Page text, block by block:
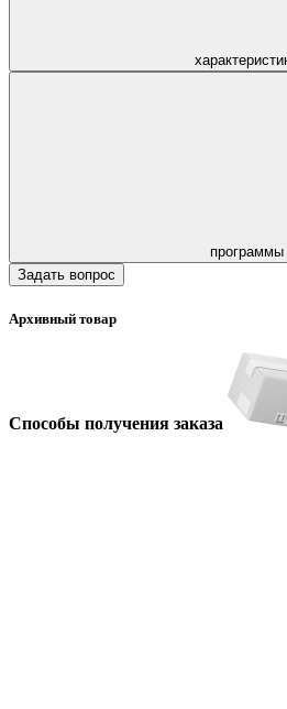
программы
Задать вопрос
Архивный товар
Способы получения заказа